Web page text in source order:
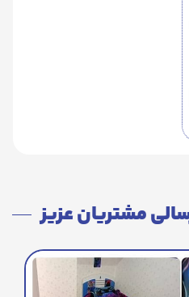
مشتریان عزیز